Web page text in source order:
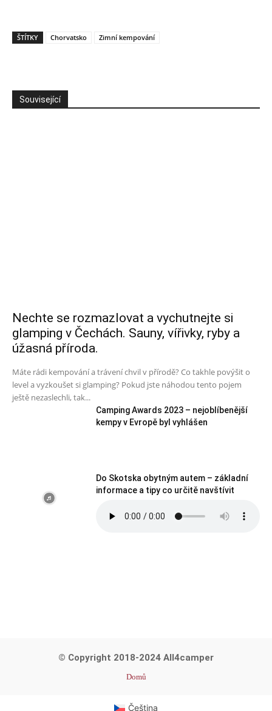
ŠTÍTKY Chorvatsko Zimní kempování
Související
Nechte se rozmazlovat a vychutnejte si
glamping v Čechách. Sauny, vířivky, ryby a
úžasná příroda.
Máte rádi kempování a trávení chvil v přírodě? Co takhle povýšit o
level a vyzkoušet si glamping? Pokud jste náhodou tento pojem
ještě nezaslechli, tak...
Camping Awards 2023 – nejoblíbenější
kempy v Evropě byl vyhlášen
Do Skotska obytným autem – základní
informace a tipy co určitě navštívit
© Copyright 2018-2024 All4camper
Domů
Čeština